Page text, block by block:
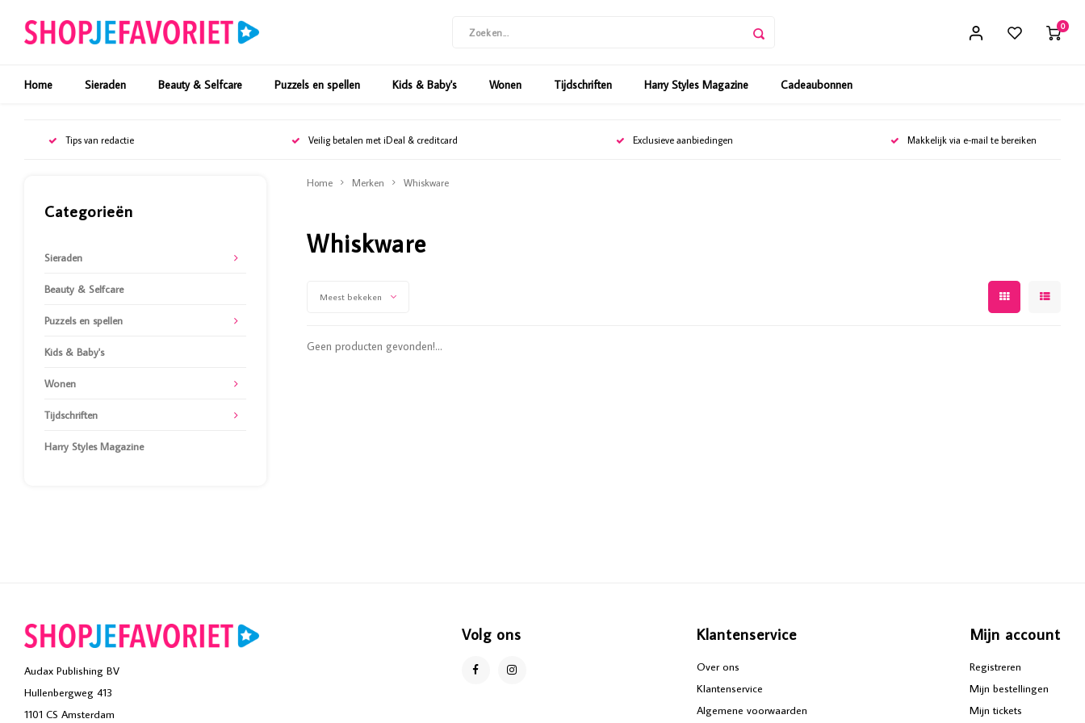
0
Home Sieraden Beauty & Selfcare Puzzels en spellen Kids & Baby's Wonen Tijdschriften Harry Styles Magazine Cadeaubonnen
Tips van redactie Veilig betalen met iDeal & creditcard Exclusieve aanbiedingen Makkelijk via e-mail te bereiken
Categorieën
Sieraden
Beauty & Selfcare
Puzzels en spellen
Kids & Baby's
Wonen
Tijdschriften
Harry Styles Magazine
Home Merken Whiskware
Whiskware
Meest bekeken
Geen producten gevonden!...
Audax Publishing BV
Hullenbergweg 413
1101 CS Amsterdam
Volg ons Klantenservice
Over ons
Klantenservice
Algemene voorwaarden
Mijn account
Registreren
Mijn bestellingen
Mijn tickets